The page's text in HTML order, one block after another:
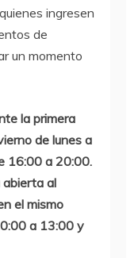
ingresen
de
un momento
la primera
de lunes a
16:00 a 20:00.
abierta al
el mismo
a 13:00 y